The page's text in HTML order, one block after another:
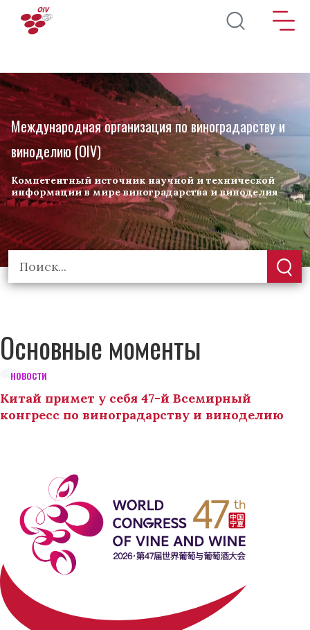
Перейти к основному содержанию
Международная организация по виноградарству и
виноделию (OIV)
Компетентный источник научной и технической
информации в мире виноградарства и виноделия
Основные моменты
НОВОСТИ
Китай примет у себя 47-й Всемирный
конгресс по виноградарству и виноделию